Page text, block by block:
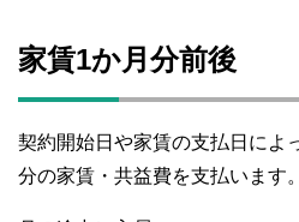
家賃1か月分前後
契約開始日や家賃の支払日によ
分の家賃・共益費を支払います。